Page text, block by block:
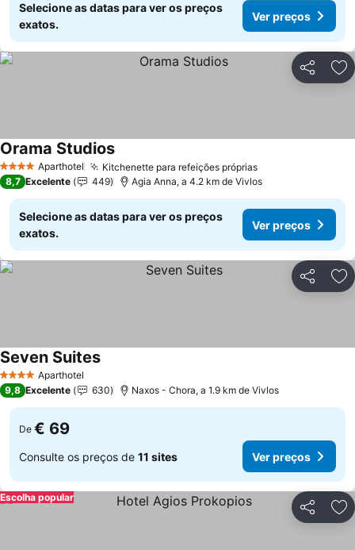
Selecione as datas para ver os preços
exatos.
Ver preços
Partilhar
4 EstrelasAparthotel Kitchenette para refeições próprias
Orama Studios
8,7 Excelente 449 Agia Anna, a 4.2 km de Vivlos
Selecione as datas para ver os preços
exatos.
Ver preços
Partilhar
4 EstrelasAparthotel
Seven Suites
9,8 Excelente 630 Naxos - Chora, a 1.9 km de Vivlos
De € 69
Consulte os preços de 11 sites Ver preços
Partilhar
Escolha popular